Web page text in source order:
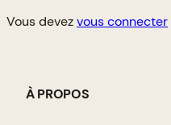
Vous devezvous connecter
À PROPOS